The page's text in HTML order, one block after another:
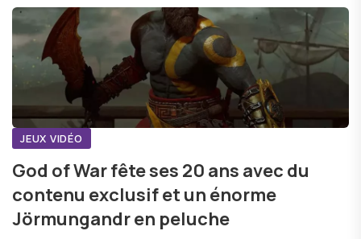
JEUX VIDÉO
God of War fête ses 20 ans avec du
contenu exclusif et un énorme
Jörmungandr en peluche